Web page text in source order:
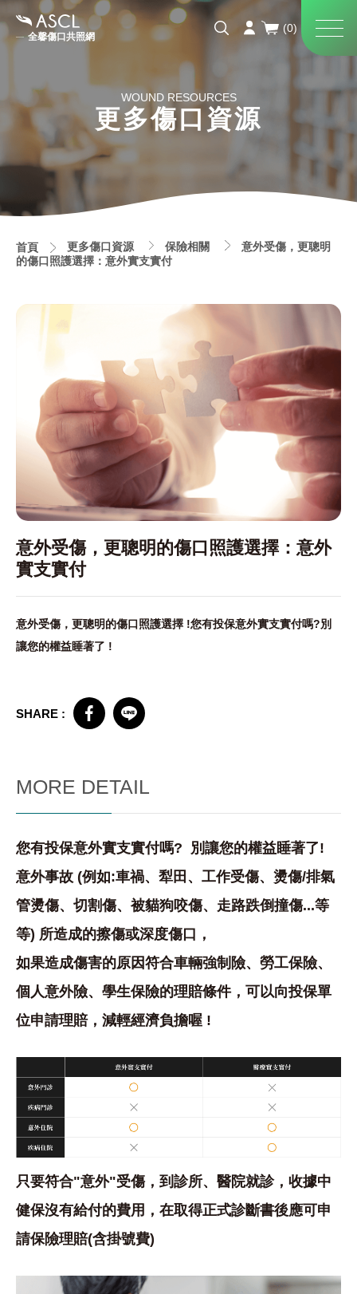
全馨傷口共照網
WOUND RESOURCES
更多傷口資源
首頁 更多傷口資源 保險相關
意外受傷，更聰明
的傷口照護選擇：意外實支實付
意外受傷，更聰明的傷口照護選擇：意外
實支實付
意外受傷，更聰明的傷口照護選擇 !您有投保意外實支實付嗎?別
讓您的權益睡著了 !
SHARE :
MORE DETAIL
您有投保意外實支實付嗎? 別讓您的權益睡著了!
意外事故 (例如:車禍、犁田、工作受傷、燙傷/排氣
管燙傷、切割傷、被貓狗咬傷、走路跌倒撞傷...等
等) 所造成的擦傷或深度傷口，
如果造成傷害的原因符合車輛強制險、勞工保險、
個人意外險、學生保險的理賠條件，可以向投保單
位申請理賠，減輕經濟負擔喔 !
只要符合"意外"受傷，到診所、醫院就診，收據中
健保沒有給付的費用，在取得正式診斷書後應可申
請保險理賠(含掛號費)